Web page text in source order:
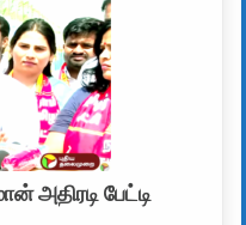
அதிரடி பேட்டி